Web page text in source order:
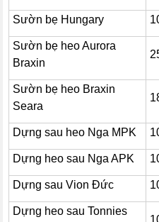
Sườn bẹ Hungary
Sườn bẹ heo Aurora
Braxin
Sườn bẹ heo Braxin
Seara
Dựng sau heo Nga MPK
Dựng heo sau Nga APK
Dựng sau Vion Đức
Dựng heo sau Tonnies